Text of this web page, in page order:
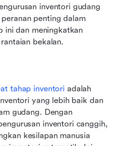
inventori gudang
penting dalam
ini dan meningkatkan
bekalan.
tahap inventori adalah
yang lebih baik dan
gudang. Dengan
inventori canggih,
kesilapan manusia